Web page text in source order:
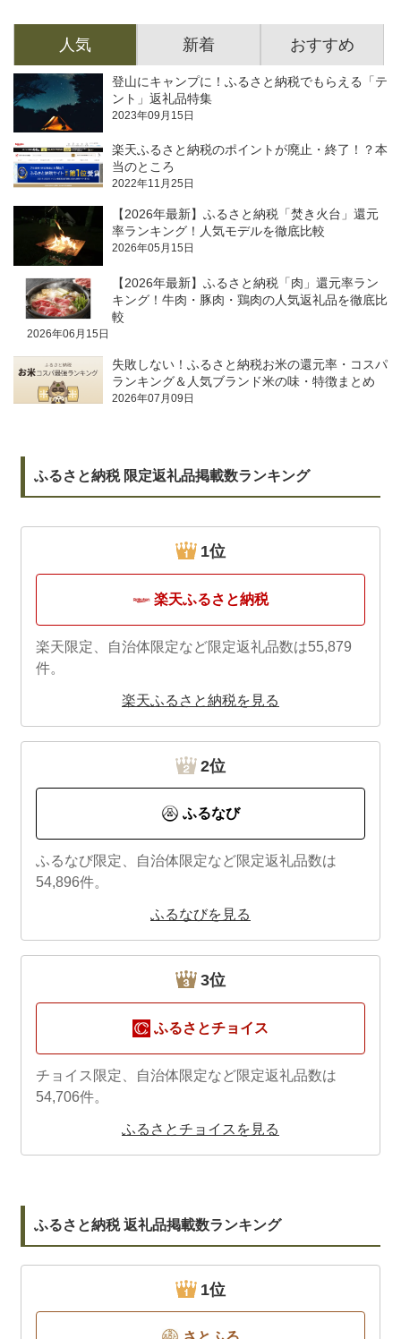
人気 新着 おすすめ
登山にキャンプに！ふるさと納税でもらえる「テ
ント」返礼品特集
2023年09月15日
楽天ふるさと納税のポイントが廃止・終了！？本
当のところ
2022年11月25日
【2026年最新】ふるさと納税「焚き火台」還元
率ランキング！人気モデルを徹底比較
2026年05月15日
【2026年最新】ふるさと納税「肉」還元率ラン
キング！牛肉・豚肉・鶏肉の人気返礼品を徹底比
較
2026年06月15日
失敗しない！ふるさと納税お米の還元率・コスパ
ランキング＆人気ブランド米の味・特徴まとめ
2026年07月09日
ふるさと納税 限定返礼品掲載数ランキング
1位
楽天ふるさと納税
楽天限定、自治体限定など限定返礼品数は55,879
件。
楽天ふるさと納税を見る
2位
ふるなび
ふるなび限定、自治体限定など限定返礼品数は
54,896件。
ふるなびを見る
3位
ふるさとチョイス
チョイス限定、自治体限定など限定返礼品数は
54,706件。
ふるさとチョイスを見る
ふるさと納税 返礼品掲載数ランキング
1位